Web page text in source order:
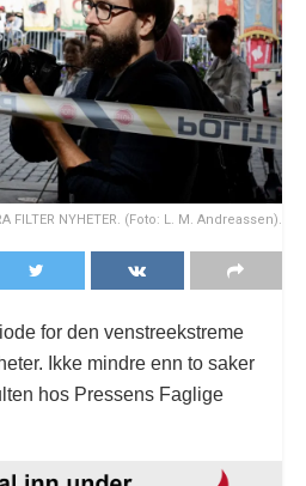
FILTER NYHETER. (Foto: L. M. Andreassen).
for den venstreekstreme
Ikke mindre enn to saker
hos Pressens Faglige